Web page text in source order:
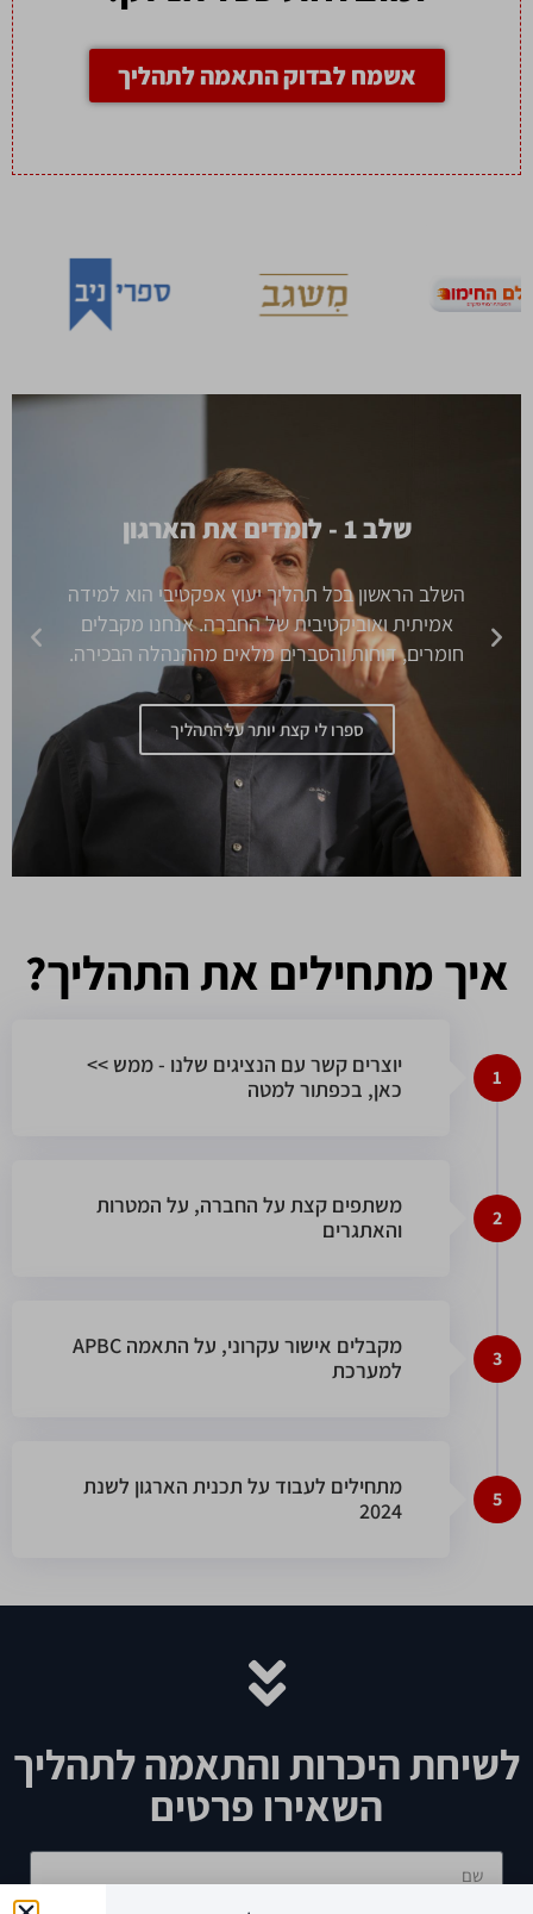
אשמח לבדוק התאמה לתהליך
שלב 1 - לומדים את הארגון
השלב הראשון בכל תהליך יעוץ אפקטיבי הוא למידה
אמיתית ואוביקטיבית של החברה. אנחנו מקבלים
חומרים, דוחות והסברים מלאים מההנהלה הבכירה.
ספרו לי קצת יותר על התהליך
איך מתחילים את התהליך?
<< יוצרים קשר עם הנציגים שלנו - ממש
כאן, בכפתור למטה
1
משתפים קצת על החברה, על המטרות
והאתגרים
2
APBC מקבלים אישור עקרוני, על התאמה
למערכת
3
מתחילים לעבוד על תכנית הארגון לשנת
2024
5
לשיחת היכרות והתאמה לתהליך
השאירו פרטים